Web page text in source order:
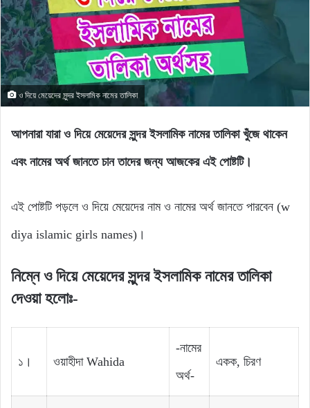
ও দিয়ে মেয়েদের সুন্দর ইসলামিক নামের তালিকা
আপনারা যারা ও দিয়ে মেয়েদের সুন্দর ইসলামিক নামের তালিকা খুঁজে থাকেন
এবং নামের অর্থ জানতে চান তাদের জন্য আজকের এই পোষ্টটি।
এই পোষ্টটি পড়লে ও দিয়ে মেয়েদের নাম ও নামের অর্থ জানতে পারবেন (w
diya islamic girls names)।
নিম্নে ও দিয়ে মেয়েদের সুন্দর ইসলামিক নামের তালিকা
দেওয়া হলোঃ-
১। ওয়াহীদা Wahida
-নামের
অর্থ-
একক, চিরণ